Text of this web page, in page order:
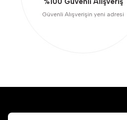
Güvenli Alışverişin yeni adresi